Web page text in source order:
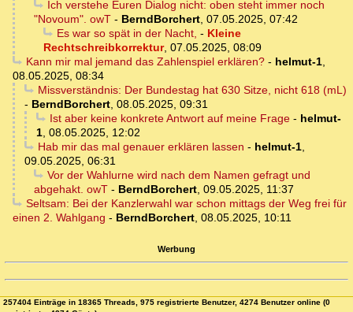
Ich verstehe Euren Dialog nicht: oben steht immer noch
"Novoum". owT - BerndBorchert, 07.05.2025, 07:42
Es war so spät in der Nacht, - Kleine
Rechtschreibkorrektur, 07.05.2025, 08:09
Kann mir mal jemand das Zahlenspiel erklären?- helmut-1,
08.05.2025, 08:34
Missverständnis: Der Bundestag hat 630 Sitze, nicht 618 (mL)
- BerndBorchert, 08.05.2025, 09:31
Ist aber keine konkrete Antwort auf meine Frage- helmut-
1, 08.05.2025, 12:02
Hab mir das mal genauer erklären lassen - helmut-1,
09.05.2025, 06:31
Vor der Wahlurne wird nach dem Namen gefragt und
abgehakt. owT - BerndBorchert, 09.05.2025, 11:37
Seltsam: Bei der Kanzlerwahl war schon mittags der Weg frei für
einen 2. Wahlgang - BerndBorchert, 08.05.2025, 10:11
Werbung
257404 Einträge in 18365 Threads, 975 registrierte Benutzer, 4274 Benutzer online (0